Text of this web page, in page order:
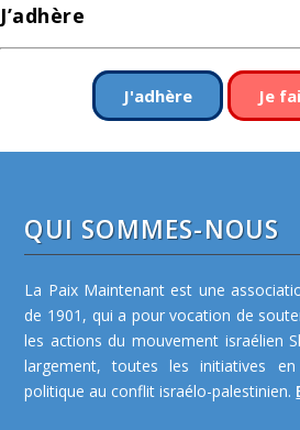
J’adhère
J'adhère Je
QUI SOMMES-NOUS
La Paix Maintenant est une
de 1901, qui a pour vocation de
les actions du mouvement israélien
largement, toutes les initiatives en
politique au conflit israélo-palestinien.